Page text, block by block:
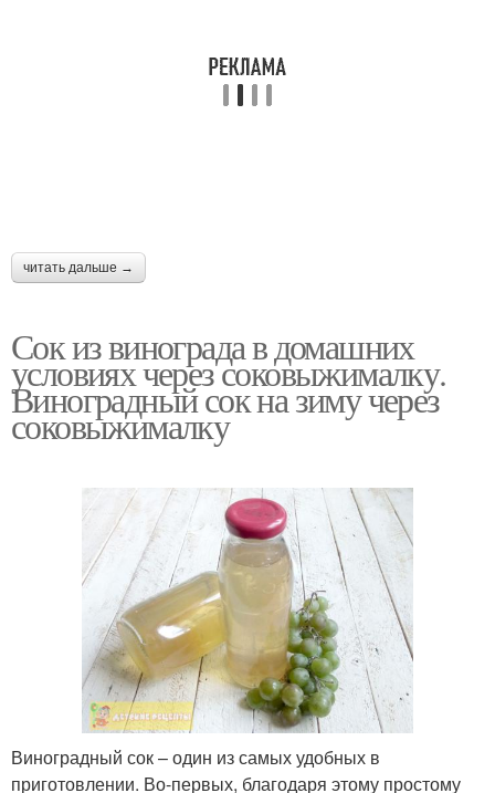
читать дальше →
Сок из винограда в домашних
условиях через соковыжималку.
Виноградный сок на зиму через
соковыжималку
Виноградный сок – один из самых удобных в
приготовлении. Во-первых, благодаря этому простому